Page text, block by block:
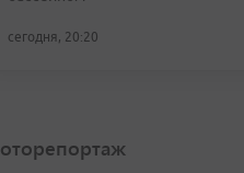
сегодня, 20:20